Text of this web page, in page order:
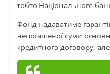
тобто Національного
Фонд надаватиме
непогашеної суми
кредитного договору,